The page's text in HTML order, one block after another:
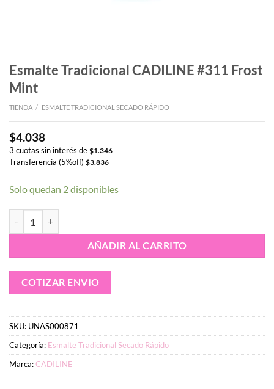
Esmalte Tradicional CADILINE #311 Frost
Mint
TIENDA / ESMALTE TRADICIONAL SECADO RÁPIDO
$4.038
3 cuotas sin interés de $1.346
Transferencia (5%off) $3.836
Solo quedan 2 disponibles
AÑADIR AL CARRITO
COTIZAR ENVIO
SKU: UNAS000871
Categoría: Esmalte Tradicional Secado Rápido
Marca:CADILINE